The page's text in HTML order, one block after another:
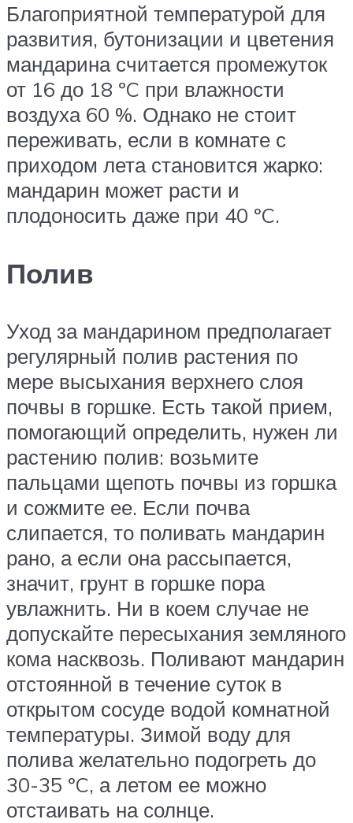
Благоприятной температурой для
развития, бутонизации и цветения
мандарина считается промежуток
от 16 до 18 ºC при влажности
воздуха 60 %. Однако не стоит
переживать, если в комнате с
приходом лета становится жарко:
мандарин может расти и
плодоносить даже при 40 ºC.
Полив
Уход за мандарином предполагает
регулярный полив растения по
мере высыхания верхнего слоя
почвы в горшке. Есть такой прием,
помогающий определить, нужен ли
растению полив: возьмите
пальцами щепоть почвы из горшка
и сожмите ее. Если почва
слипается, то поливать мандарин
рано, а если она рассыпается,
значит, грунт в горшке пора
увлажнить. Ни в коем случае не
допускайте пересыхания земляного
кома насквозь. Поливают мандарин
отстоянной в течение суток в
открытом сосуде водой комнатной
температуры. Зимой воду для
полива желательно подогреть до
30-35 ºC, а летом ее можно
отстаивать на солнце.